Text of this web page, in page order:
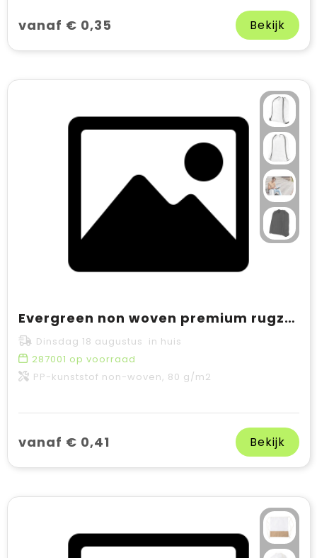
vanaf € 0,35 Bekijk
Evergreen non woven premium rugzak 5L
Dinsdag 18 augustus in huis
287001 op voorraad
PP-kunststof non-woven, 80 g/m2
vanaf € 0,41 Bekijk